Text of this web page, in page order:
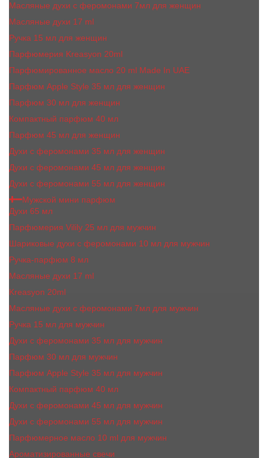
Масляные духи c феромонами 7мл для женщин
Масляные духи 17 ml
Ручка 15 мл для женщин
Парфюмерия Kreasyon 20ml
Парфюмированное масло 20 ml Made In UAE
Парфюм Apple Style 35 мл для женщин
Парфюм 30 мл для женщин
Компактный парфюм 40 мл
Парфюм 45 мл для женщин
Духи с феромонами 35 мл для женщин
Духи с феромонами 45 мл для женщин
Духи с феромонами 55 мл для женщин
Мужской мини парфюм
Духи 65 мл
Парфюмерия Vilily 25 мл для мужчин
Шариковые духи с феромонами 10 мл для мужчин
Ручка-парфюм 8 мл
Масляные духи 17 ml
Kreasyon 20ml
Масляные духи c феромонами 7мл для мужчин
Ручка 15 мл для мужчин
Духи с феромонами 35 мл для мужчин
Парфюм 30 мл для мужчин
Парфюм Apple Style 35 мл для мужчин
Компактный парфюм 40 мл
Духи с феромонами 45 мл для мужчин
Духи с феромонами 55 мл для мужчин
Парфюмерное масло 10 ml для мужчин
Ароматизированные свечи